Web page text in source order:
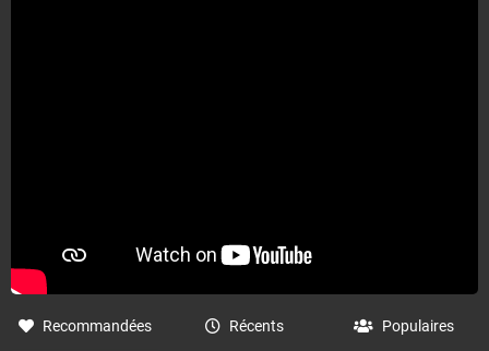
Recommandées Récents Populaires